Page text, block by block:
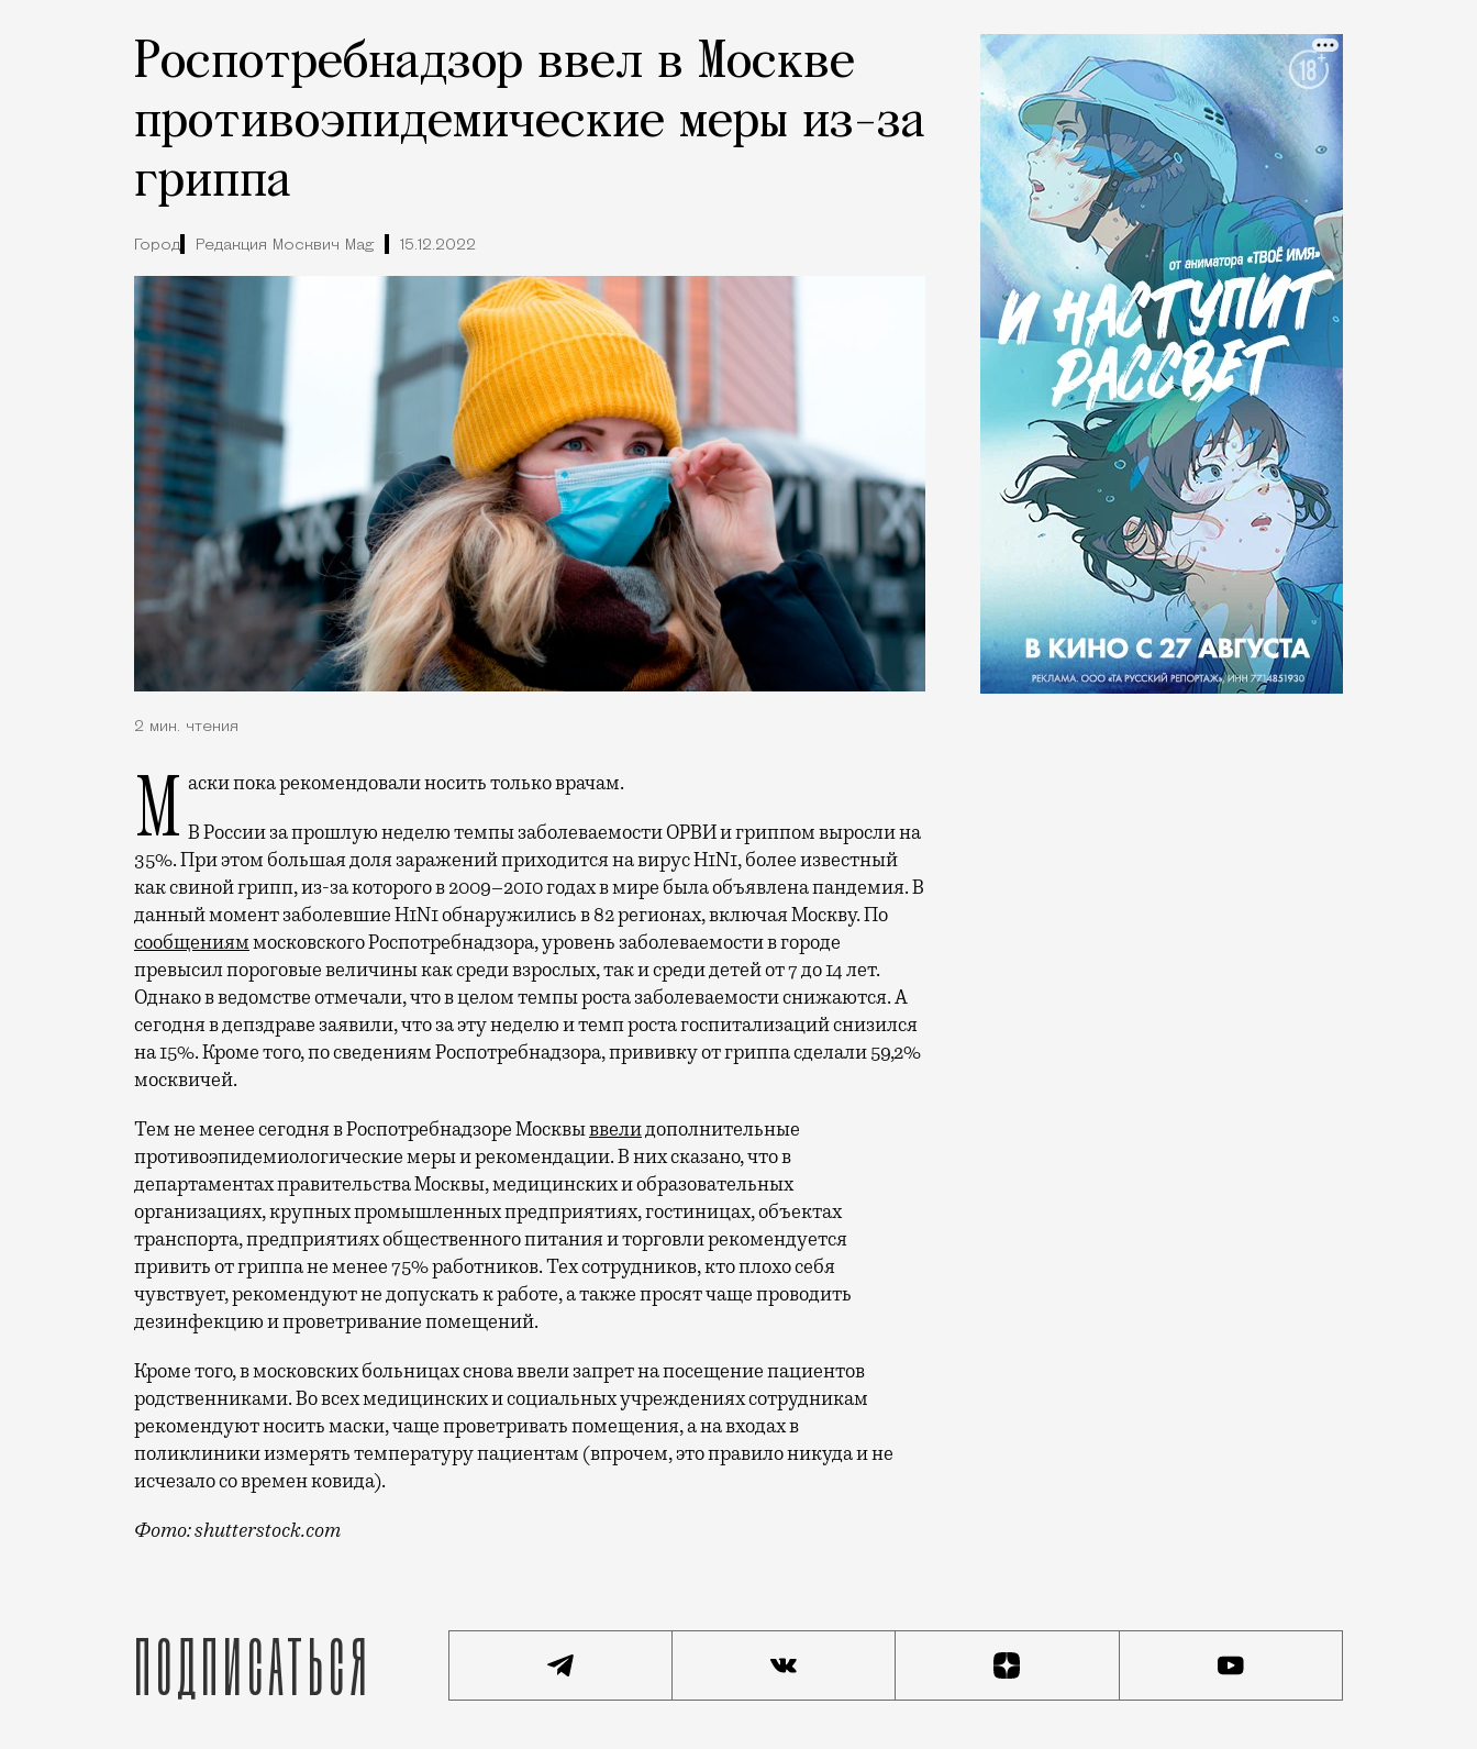
Роспотребнадзор ввел в Москве
противоэпидемические меры из-за
гриппа
Город Редакция Москвич Mag 15.12.2022
2 мин. чтения
Маски пока рекомендовали носить только врачам.
В России за прошлую неделю темпы заболеваемости ОРВИ и гриппом выросли на
35%. При этом большая доля заражений приходится на вирус H1N1, более известный
как свиной грипп, из-за которого в 2009–2010 годах в мире была объявлена пандемия. В
данный момент заболевшие H1N1 обнаружились в 82 регионах, включая Москву. По
сообщенияммосковского Роспотребнадзора, уровень заболеваемости в городе
превысил пороговые величины как среди взрослых, так и среди детей от 7 до 14 лет.
Однако в ведомстве отмечали, что в целом темпы роста заболеваемости снижаются. А
сегодня в депздраве заявили, что за эту неделю и темп роста госпитализаций снизился
на 15%. Кроме того, по сведениям Роспотребнадзора, прививку от гриппа сделали 59,2%
москвичей.
Тем не менее сегодня в Роспотребнадзоре Москвыввелидополнительные
противоэпидемиологические меры и рекомендации. В них сказано, что в
департаментах правительства Москвы, медицинских и образовательных
организациях, крупных промышленных предприятиях, гостиницах, объектах
транспорта, предприятиях общественного питания и торговли рекомендуется
привить от гриппа не менее 75% работников. Тех сотрудников, кто плохо себя
чувствует, рекомендуют не допускать к работе, а также просят чаще проводить
дезинфекцию и проветривание помещений.
Кроме того, в московских больницах снова ввели запрет на посещение пациентов
родственниками. Во всех медицинских и социальных учреждениях сотрудникам
рекомендуют носить маски, чаще проветривать помещения, а на входах в
поликлиники измерять температуру пациентам (впрочем, это правило никуда и не
исчезало со времен ковида).
Фото: shutterstock.com
Подписаться